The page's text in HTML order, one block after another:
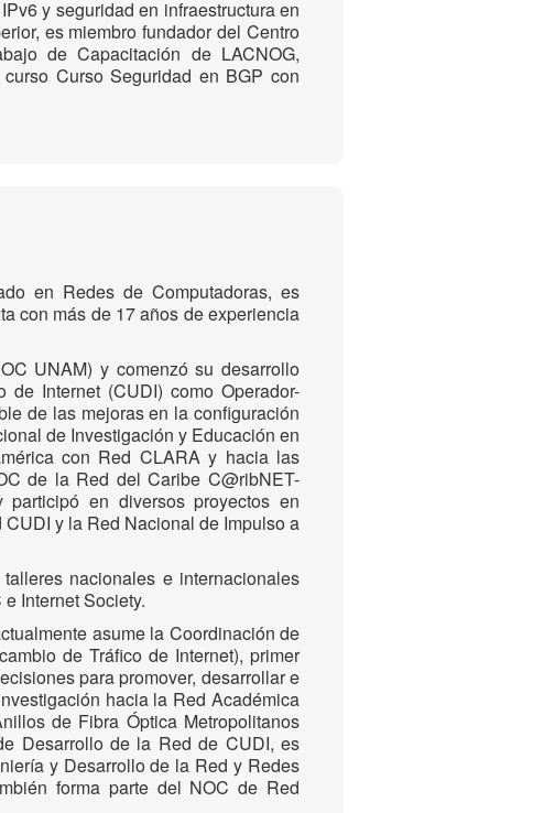
y seguridad en infraestructura en
es miembro fundador del Centro
de Capacitación de LACNOG,
Curso Seguridad en BGP con
en Redes de Computadoras, es
con más de 17 años de experiencia
UNAM) y comenzó su desarrollo
Internet (CUDI) como Operador-
de las mejoras en la configuración
de Investigación y Educación en
con Red CLARA y hacia las
de la Red del Caribe C@ribNET-
en diversos proyectos en
y la Red Nacional de Impulso a
nacionales e internacionales
Internet Society.
asume la Coordinación de
de Tráfico de Internet), primer
para promover, desarrollar e
hacia la Red Académica
de Fibra Óptica Metropolitanos
Desarrollo de la Red de CUDI, es
y Desarrollo de la Red y Redes
forma parte del NOC de Red